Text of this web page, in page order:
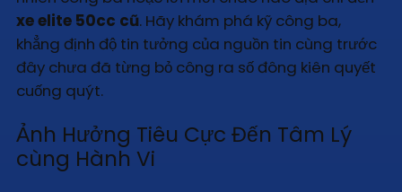
xe elite 50cc cũ. Hãy khám phá kỹ công ba,
khẳng định độ tin tưởng của nguồn tin cùng trước
đây chưa đã từng bỏ công ra số đông kiên quyết
cuống quýt.
Ảnh Hưởng Tiêu Cực Đến Tâm Lý
cùng Hành Vi